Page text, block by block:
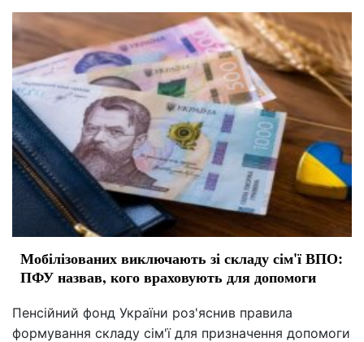
Мобілізованих виключають зі складу сім'ї ВПО:
ПФУ назвав, кого враховують для допомоги
Пенсійний фонд України роз'яснив правила
формування складу сім'ї для призначення допомоги